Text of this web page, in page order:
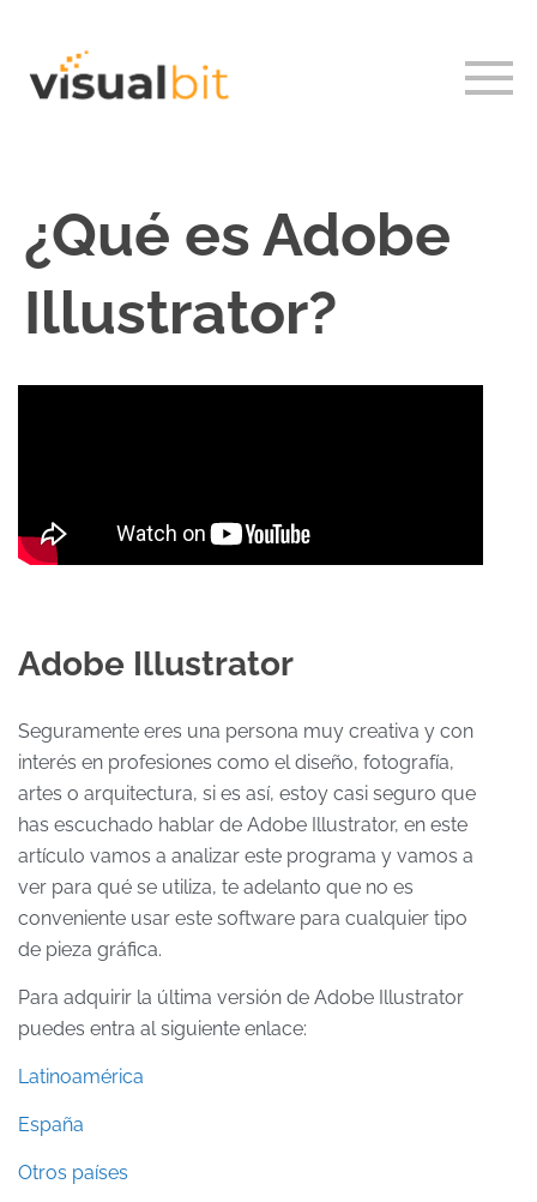
¿Qué es Adobe
Illustrator?
Adobe Illustrator
Seguramente eres una persona muy creativa y con
interés en profesiones como el diseño, fotografía,
artes o arquitectura, si es así, estoy casi seguro que
has escuchado hablar de Adobe Illustrator, en este
artículo vamos a analizar este programa y vamos a
ver para qué se utiliza, te adelanto que no es
conveniente usar este software para cualquier tipo
de pieza gráfica.
Para adquirir la última versión de Adobe Illustrator
puedes entra al siguiente enlace:
Latinoamérica
España
Otros países